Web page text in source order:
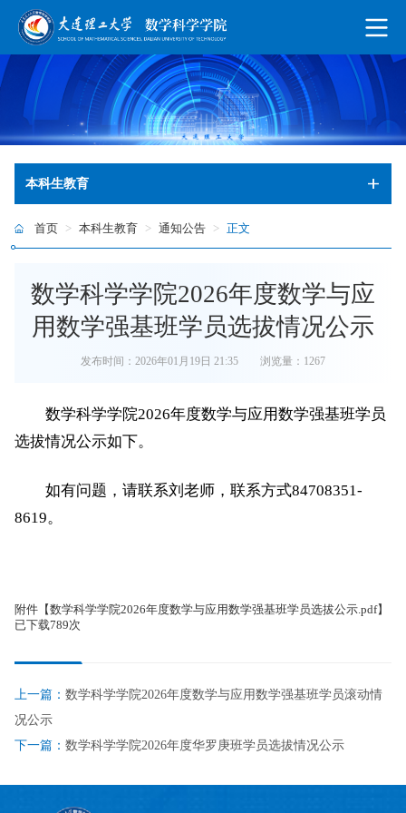
本科生教育
首页 > 本科生教育 > 通知公告 > 正文
数学科学学院2026年度数学与应
用数学强基班学员选拔情况公示
发布时间：2026年01月19日 21:35 浏览量： 1267
数学科学学院2026年度数学与应用数学强基班学员
选拔情况公示如下。
如有问题，请联系刘老师，联系方式84708351-
8619。
附件【数学科学学院2026年度数学与应用数学强基班学员选拔公示.pdf】
已下载789次
上一篇： 数学科学学院2026年度数学与应用数学强基班学员滚动情
况公示
下一篇： 数学科学学院2026年度华罗庚班学员选拔情况公示